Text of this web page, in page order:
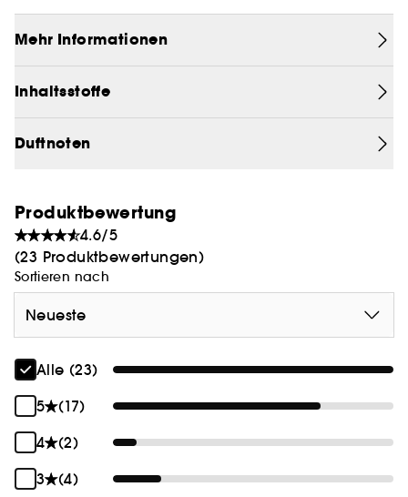
rockigen Basisnote aus Sandelholz. Der Duft einer
freien, rebellischen Frau!
Mehr Informationen
Inhaltsstoffe
Duftnoten
Produktbewertung
4.6/5
(23 Produktbewertungen)
Sortieren nach
Neueste
Alle (23)
5
(17)
4
(2)
3
(4)